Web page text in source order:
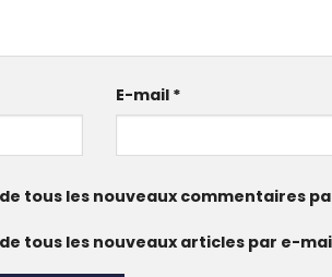
E-mail *
tous les nouveaux commentaires
tous les nouveaux articles par e-